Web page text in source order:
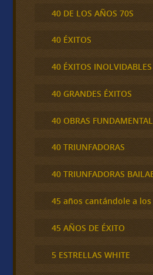
40 DE LOS AÑOS 70S
40 ÉXITOS
40 ÉXITOS INOLVIDABLES
40 GRANDES ÉXITOS
40 OBRAS
40 TRIUNFADORAS
40 TRIUNFADORAS
45 años cantándole a
45 AÑOS DE ÉXITO
5 ESTRELLAS WHITE